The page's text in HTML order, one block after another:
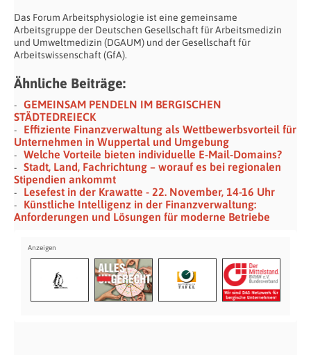
Das Forum Arbeitsphysiologie ist eine gemeinsame
Arbeitsgruppe der Deutschen Gesellschaft für Arbeitsmedizin
und Umweltmedizin (DGAUM) und der Gesellschaft für
Arbeitswissenschaft (GfA).
Ähnliche Beiträge:
GEMEINSAM PENDELN IM BERGISCHEN
STÄDTEDREIECK
Effiziente Finanzverwaltung als Wettbewerbsvorteil für
Unternehmen in Wuppertal und Umgebung
Welche Vorteile bieten individuelle E-Mail-Domains?
Stadt, Land, Fachrichtung – worauf es bei regionalen
Stipendien ankommt
Lesefest in der Krawatte - 22. November, 14-16 Uhr
Künstliche Intelligenz in der Finanzverwaltung:
Anforderungen und Lösungen für moderne Betriebe